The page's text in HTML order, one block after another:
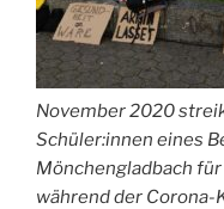
November 2020
Schüler:innen eines
Mönchengladbach
während der Corona-